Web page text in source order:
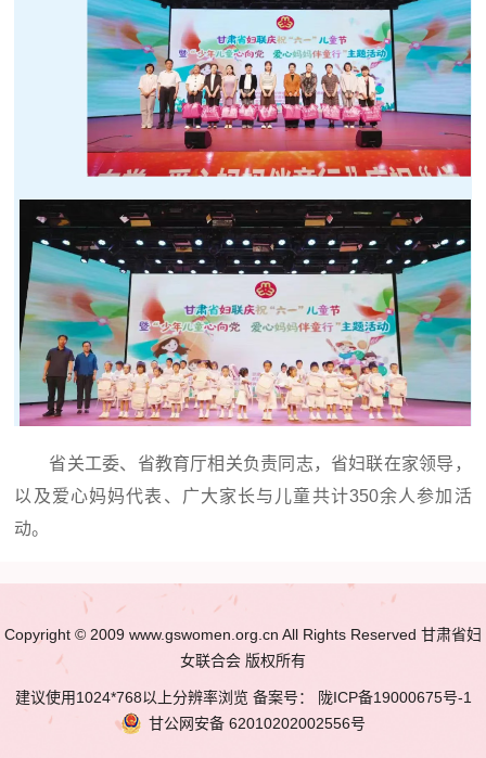
省关工委、省教育厅相关负责同志，省妇联在家领导，
以及爱心妈妈代表、广大家长与儿童共计350余人参加活
动。
Copyright © 2009 www.gswomen.org.cn All Rights Reserved 甘肃省妇
女联合会 版权所有
建议使用1024*768以上分辨率浏览 备案号：
陇ICP备19000675号-1
甘公网安备62010202002556号